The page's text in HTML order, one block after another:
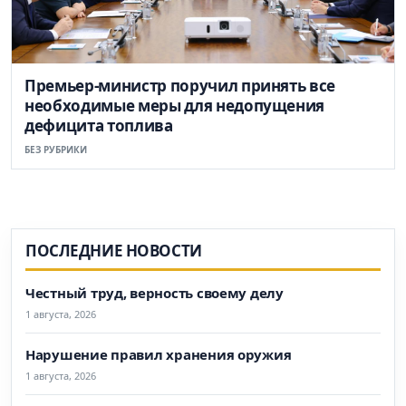
Премьер-министр поручил принять все
необходимые меры для недопущения
дефицита топлива
БЕЗ РУБРИКИ
ПОСЛЕДНИЕ НОВОСТИ
Честный труд, верность своему делу
1 августа, 2026
Нарушение правил хранения оружия
1 августа, 2026